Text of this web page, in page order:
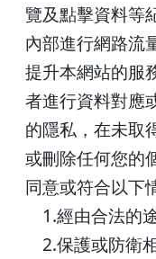
覽及點擊資料等
內部進行網路流
提升本網站的服
者進行資料對應
的隱私，在未取
或刪除任何您的
同意或符合以下
1.經由合法的途
2.保護或防衛